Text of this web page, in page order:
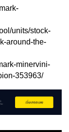
units/stock-
around-the-
minervini-
353963/